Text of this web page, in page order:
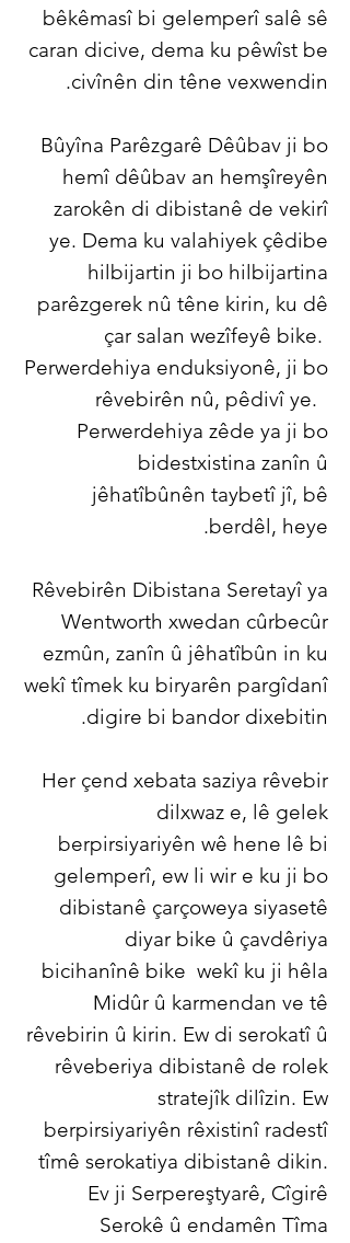
bêkêmasî bi gelemperî salê sê
caran dicive, dema ku pêwîst be
civînên din têne vexwendin.
Bûyîna Parêzgarê Dêûbav ji bo
hemî dêûbav an hemşîreyên
zarokên di dibistanê de vekirî
ye. Dema ku valahiyek çêdibe
hilbijartin ji bo hilbijartina
parêzgerek nû têne kirin, ku dê
çar salan wezîfeyê bike.
Perwerdehiya enduksiyonê, ji bo
rêvebirên nû, pêdivî ye.
Perwerdehiya zêde ya ji bo
bidestxistina zanîn û
jêhatîbûnên taybetî jî, bê
berdêl, heye.
Rêvebirên Dibistana Seretayî ya
Wentworth xwedan cûrbecûr
ezmûn, zanîn û jêhatîbûn in ku
wekî tîmek ku biryarên pargîdanî
digire bi bandor dixebitin.
Her çend xebata saziya rêvebir
dilxwaz e, lê gelek
berpirsiyariyên wê hene lê bi
gelemperî, ew li wir e ku ji bo
dibistanê çarçoweya siyasetê
diyar bike û çavdêriya
bicihanînê bike wekî ku ji hêla
Midûr û karmendan ve tê
rêvebirin û kirin. Ew di serokatî û
rêveberiya dibistanê de rolek
stratejîk dilîzin. Ew
berpirsiyariyên rêxistinî radestî
tîmê serokatiya dibistanê dikin.
Ev ji Serpereştyarê, Cîgirê
Serokê û endamên Tîma